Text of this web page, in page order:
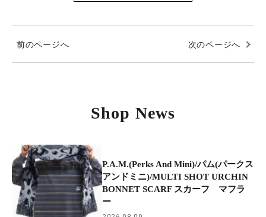
前のページへ 次のページへ
Shop News
P.A.M.(Perks And Mini)/パム(パークス
アンドミニ)/MULTI SHOT URCHIN
BONNET SCARF スカーフ マフラ
ー